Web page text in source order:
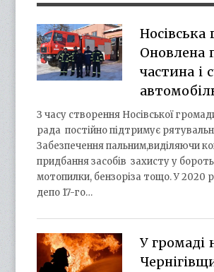
Носівська
Оновлена
частина і
З часу створення Носівської
рада постійно підтримує
Забезпечення пальним,виділяючи
придбання засобів захисту у
мотопилки, бензоріза тощо. У 2020
депо 17-го…
У громаді